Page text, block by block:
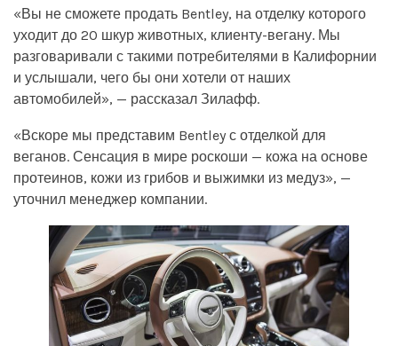
«Вы не сможете продать Bentley, на отделку которого
уходит до 20 шкур животных, клиенту-вегану. Мы
разговаривали с такими потребителями в Калифорнии
и услышали, чего бы они хотели от наших
автомобилей», — рассказал Зилафф.
«Вскоре мы представим Bentley с отделкой для
веганов. Сенсация в мире роскоши — кожа на основе
протеинов, кожи из грибов и выжимки из медуз», —
уточнил менеджер компании.